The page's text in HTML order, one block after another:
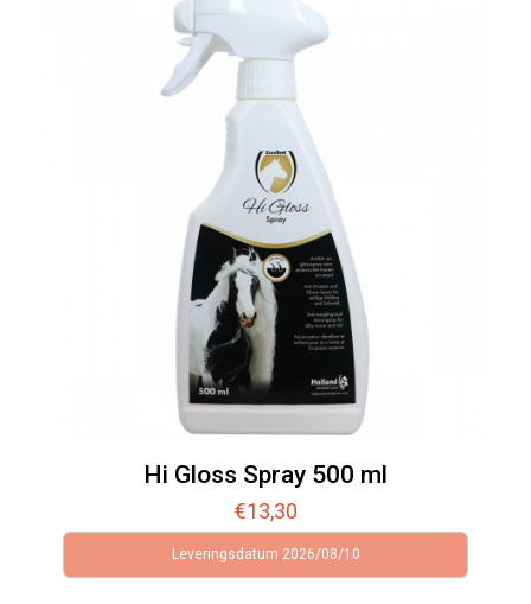
Hi Gloss Spray 500 ml
€13,30
Leveringsdatum 2026/08/10